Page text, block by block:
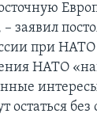
– заявил
при
НАТО
остаться без